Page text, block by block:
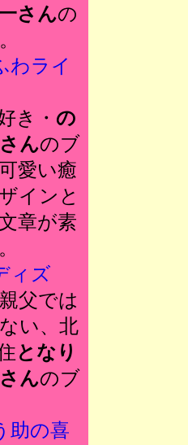
さんの
わライ
き・ の
んのブ
愛い癒
インと
章が素
ィズ
父では
い、北
となり
んのブ
助の喜